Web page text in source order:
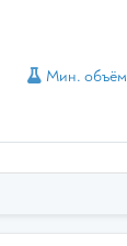
Мин. объём